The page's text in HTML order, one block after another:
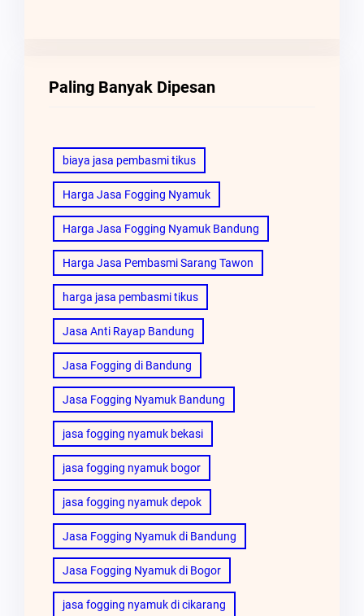
Paling Banyak Dipesan
biaya jasa pembasmi tikus
Harga Jasa Fogging Nyamuk
Harga Jasa Fogging Nyamuk Bandung
Harga Jasa Pembasmi Sarang Tawon
harga jasa pembasmi tikus
Jasa Anti Rayap Bandung
Jasa Fogging di Bandung
Jasa Fogging Nyamuk Bandung
jasa fogging nyamuk bekasi
jasa fogging nyamuk bogor
jasa fogging nyamuk depok
Jasa Fogging Nyamuk di Bandung
Jasa Fogging Nyamuk di Bogor
jasa fogging nyamuk di cikarang